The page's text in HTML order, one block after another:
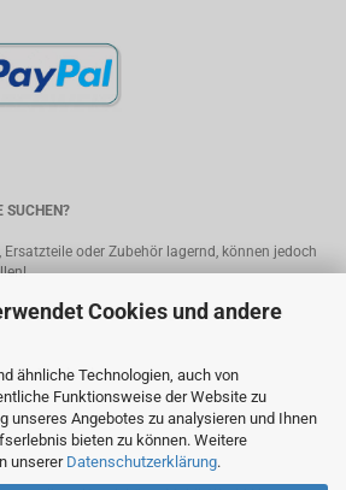
Cookies und andere
ähnliche Technologien, auch von
Funktionsweise der Website zu
unseres Angebotes zu analysieren und Ihnen
bieten zu können. Weitere
unserer Datenschutzerklärung.
SUCHEN?
oder Zubehör lagernd, können jedoch
wir melden uns umgehend mit einem
in Linz